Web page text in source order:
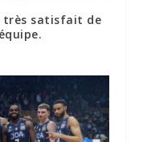
très satisfait de